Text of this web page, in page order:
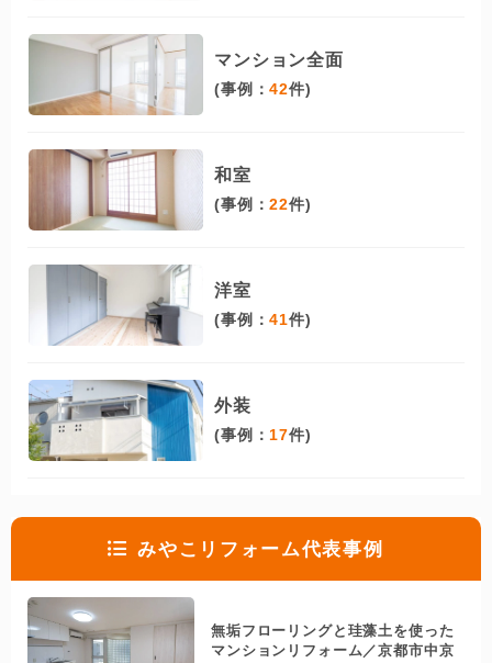
マンション全面
(事例：42件)
和室
(事例：22件)
洋室
(事例：41件)
外装
(事例： 17件)
みやこリフォーム代表事例
無垢フローリングと珪藻土を使った
マンションリフォーム／京都市中京